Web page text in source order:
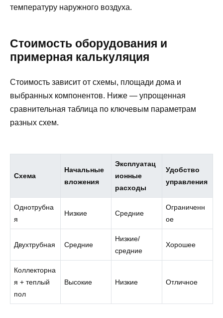
температуру наружного воздуха.
Стоимость оборудования и
примерная калькуляция
Стоимость зависит от схемы, площади дома и
выбранных компонентов. Ниже — упрощенная
сравнительная таблица по ключевым параметрам
разных схем.
Схема
Начальные
вложения
Эксплуатац
ионные
расходы
Удобство
управления
Однотрубна
я
Низкие Средние
Ограниченн
ое
Двухтрубная Средние
Низкие/
средние
Хорошее
Коллекторна
я + теплый
пол
Высокие Низкие Отличное